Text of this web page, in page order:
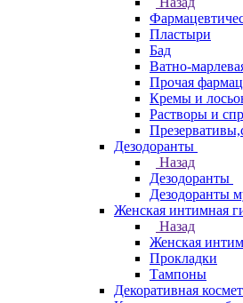
Пластыри
Бад
Ватно-
Прочая
Кремы и
Растворы и
Дезодоранты
Назад
Дезодоранты
Дезодоранты
Женская интимная
Назад
Женская
Прокладки
Тампоны
Декоративная